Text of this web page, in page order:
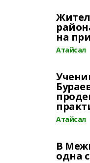
на
Атайсал
Атайсал
В
одна